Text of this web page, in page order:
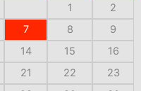
1
2
7 8
9
14 15
16
21 22
23